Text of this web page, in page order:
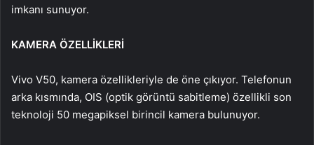
imkanı sunuyor.
KAMERA ÖZELLİKLERİ
Vivo V50, kamera özellikleriyle de öne çıkıyor. Telefonun
arka kısmında, OIS (optik görüntü sabitleme) özellikli son
teknoloji 50 megapiksel birincil kamera bulunuyor.